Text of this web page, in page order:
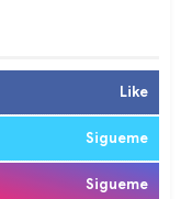
Like
Sigueme
Sigueme